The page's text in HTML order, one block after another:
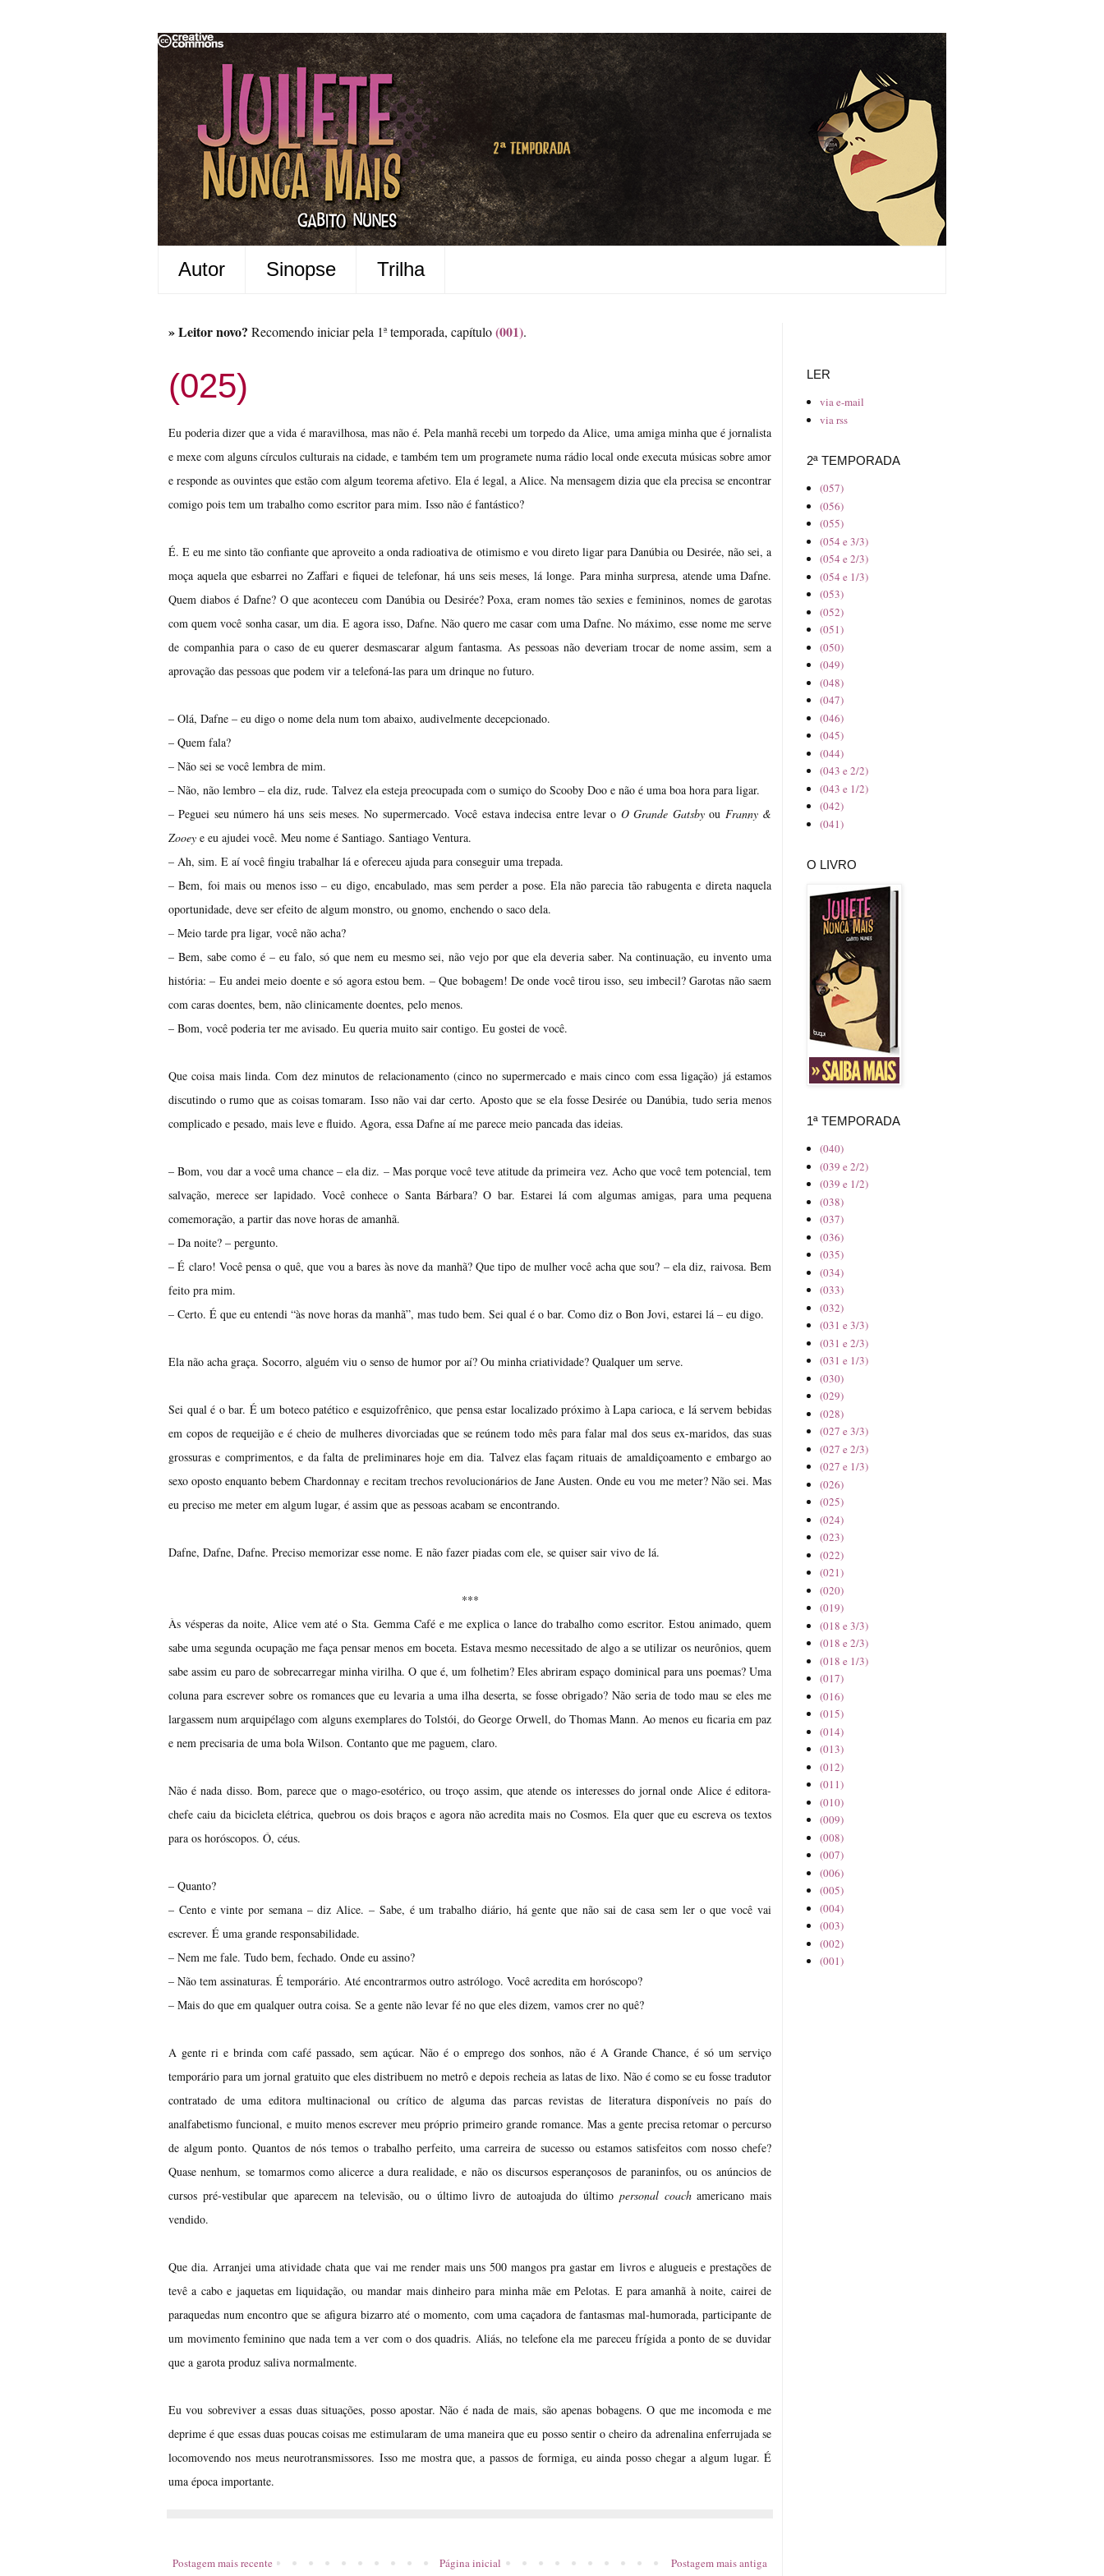
Autor Sinopse Trilha
» Leitor novo? Recomendo iniciar pela 1ª temporada, capítulo(001).
(025)
Eu poderia dizer que a vida é maravilhosa, mas não é. Pela manhã recebi um torpedo da Alice, uma amiga minha que é jornalista
e mexe com alguns círculos culturais na cidade, e também tem um programete numa rádio local onde executa músicas sobre amor
e responde as ouvintes que estão com algum teorema afetivo. Ela é legal, a Alice. Na mensagem dizia que ela precisa se encontrar
comigo pois tem um trabalho como escritor para mim. Isso não é fantástico?
É. E eu me sinto tão confiante que aproveito a onda radioativa de otimismo e vou direto ligar para Danúbia ou Desirée, não sei, a
moça aquela que esbarrei no Zaffari e fiquei de telefonar, há uns seis meses, lá longe. Para minha surpresa, atende uma Dafne.
Quem diabos é Dafne? O que aconteceu com Danúbia ou Desirée? Poxa, eram nomes tão sexies e femininos, nomes de garotas
com quem você sonha casar, um dia. E agora isso, Dafne. Não quero me casar com uma Dafne. No máximo, esse nome me serve
de companhia para o caso de eu querer desmascarar algum fantasma. As pessoas não deveriam trocar de nome assim, sem a
aprovação das pessoas que podem vir a telefoná-las para um drinque no futuro.
– Olá, Dafne – eu digo o nome dela num tom abaixo, audivelmente decepcionado.
– Quem fala?
– Não sei se você lembra de mim.
– Não, não lembro – ela diz, rude. Talvez ela esteja preocupada com o sumiço do Scooby Doo e não é uma boa hora para ligar.
– Peguei seu número há uns seis meses. No supermercado. Você estava indecisa entre levar o O Grande Gatsbyou Franny &
Zooey e eu ajudei você. Meu nome é Santiago. Santiago Ventura.
– Ah, sim. E aí você fingiu trabalhar lá e ofereceu ajuda para conseguir uma trepada.
– Bem, foi mais ou menos isso – eu digo, encabulado, mas sem perder a pose. Ela não parecia tão rabugenta e direta naquela
oportunidade, deve ser efeito de algum monstro, ou gnomo, enchendo o saco dela.
– Meio tarde pra ligar, você não acha?
– Bem, sabe como é – eu falo, só que nem eu mesmo sei, não vejo por que ela deveria saber. Na continuação, eu invento uma
história: – Eu andei meio doente e só agora estou bem. – Que bobagem! De onde você tirou isso, seu imbecil? Garotas não saem
com caras doentes, bem, não clinicamente doentes, pelo menos.
– Bom, você poderia ter me avisado. Eu queria muito sair contigo. Eu gostei de você.
Que coisa mais linda. Com dez minutos de relacionamento (cinco no supermercado e mais cinco com essa ligação) já estamos
discutindo o rumo que as coisas tomaram. Isso não vai dar certo. Aposto que se ela fosse Desirée ou Danúbia, tudo seria menos
complicado e pesado, mais leve e fluido. Agora, essa Dafne aí me parece meio pancada das ideias.
– Bom, vou dar a você uma chance – ela diz. – Mas porque você teve atitude da primeira vez. Acho que você tem potencial, tem
salvação, merece ser lapidado. Você conhece o Santa Bárbara? O bar. Estarei lá com algumas amigas, para uma pequena
comemoração, a partir das nove horas de amanhã.
– Da noite? – pergunto.
– É claro! Você pensa o quê, que vou a bares às nove da manhã? Que tipo de mulher você acha que sou? – ela diz, raivosa. Bem
feito pra mim.
– Certo. É que eu entendi “às nove horas da manhã”, mas tudo bem. Sei qual é o bar. Como diz o Bon Jovi, estarei lá – eu digo.
Ela não acha graça. Socorro, alguém viu o senso de humor por aí? Ou minha criatividade? Qualquer um serve.
Sei qual é o bar. É um boteco patético e esquizofrênico, que pensa estar localizado próximo à Lapa carioca, e lá servem bebidas
em copos de requeijão e é cheio de mulheres divorciadas que se reúnem todo mês para falar mal dos seus ex-maridos, das suas
grossuras e comprimentos, e da falta de preliminares hoje em dia. Talvez elas façam rituais de amaldiçoamento e embargo ao
sexo oposto enquanto bebem Chardonnay e recitam trechos revolucionários de Jane Austen. Onde eu vou me meter? Não sei. Mas
eu preciso me meter em algum lugar, é assim que as pessoas acabam se encontrando.
Dafne, Dafne, Dafne. Preciso memorizar esse nome. E não fazer piadas com ele, se quiser sair vivo de lá.
***
Às vésperas da noite, Alice vem até o Sta. Gemma Café e me explica o lance do trabalho como escritor. Estou animado, quem
sabe uma segunda ocupação me faça pensar menos em boceta. Estava mesmo necessitado de algo a se utilizar os neurônios, quem
sabe assim eu paro de sobrecarregar minha virilha. O que é, um folhetim? Eles abriram espaço dominical para uns poemas? Uma
coluna para escrever sobre os romances que eu levaria a uma ilha deserta, se fosse obrigado? Não seria de todo mau se eles me
largassem num arquipélago com alguns exemplares do Tolstói, do George Orwell, do Thomas Mann. Ao menos eu ficaria em paz
e nem precisaria de uma bola Wilson. Contanto que me paguem, claro.
Não é nada disso. Bom, parece que o mago-esotérico, ou troço assim, que atende os interesses do jornal onde Alice é editora-
chefe caiu da bicicleta elétrica, quebrou os dois braços e agora não acredita mais no Cosmos. Ela quer que eu escreva os textos
para os horóscopos. Ó, céus.
– Quanto?
– Cento e vinte por semana – diz Alice. – Sabe, é um trabalho diário, há gente que não sai de casa sem ler o que você vai
escrever. É uma grande responsabilidade.
– Nem me fale. Tudo bem, fechado. Onde eu assino?
– Não tem assinaturas. É temporário. Até encontrarmos outro astrólogo. Você acredita em horóscopo?
– Mais do que em qualquer outra coisa. Se a gente não levar fé no que eles dizem, vamos crer no quê?
A gente ri e brinda com café passado, sem açúcar. Não é o emprego dos sonhos, não é A Grande Chance, é só um serviço
temporário para um jornal gratuito que eles distribuem no metrô e depois recheia as latas de lixo. Não é como se eu fosse tradutor
contratado de uma editora multinacional ou crítico de alguma das parcas revistas de literatura disponíveis no país do
analfabetismo funcional, e muito menos escrever meu próprio primeiro grande romance. Mas a gente precisa retomar o percurso
de algum ponto. Quantos de nós temos o trabalho perfeito, uma carreira de sucesso ou estamos satisfeitos com nosso chefe?
Quase nenhum, se tomarmos como alicerce a dura realidade, e não os discursos esperançosos de paraninfos, ou os anúncios de
cursos pré-vestibular que aparecem na televisão, ou o último livro de autoajuda do último personal coachamericano mais
vendido.
Que dia. Arranjei uma atividade chata que vai me render mais uns 500 mangos pra gastar em livros e alugueis e prestações de
tevê a cabo e jaquetas em liquidação, ou mandar mais dinheiro para minha mãe em Pelotas. E para amanhã à noite, cairei de
paraquedas num encontro que se afigura bizarro até o momento, com uma caçadora de fantasmas mal-humorada, participante de
um movimento feminino que nada tem a ver com o dos quadris. Aliás, no telefone ela me pareceu frígida a ponto de se duvidar
que a garota produz saliva normalmente.
Eu vou sobreviver a essas duas situações, posso apostar. Não é nada de mais, são apenas bobagens. O que me incomoda e me
deprime é que essas duas poucas coisas me estimularam de uma maneira que eu posso sentir o cheiro da adrenalina enferrujada se
locomovendo nos meus neurotransmissores. Isso me mostra que, a passos de formiga, eu ainda posso chegar a algum lugar. É
uma época importante.
Postagem mais recente Postagem mais antiga
Página inicial
LER
via e-mail
via rss
2ª TEMPORADA
(057)
(056)
(055)
(054 e 3/3)
(054 e 2/3)
(054 e 1/3)
(053)
(052)
(051)
(050)
(049)
(048)
(047)
(046)
(045)
(044)
(043 e 2/2)
(043 e 1/2)
(042)
(041)
O LIVRO
1ª TEMPORADA
(040)
(039 e 2/2)
(039 e 1/2)
(038)
(037)
(036)
(035)
(034)
(033)
(032)
(031 e 3/3)
(031 e 2/3)
(031 e 1/3)
(030)
(029)
(028)
(027 e 3/3)
(027 e 2/3)
(027 e 1/3)
(026)
(025)
(024)
(023)
(022)
(021)
(020)
(019)
(018 e 3/3)
(018 e 2/3)
(018 e 1/3)
(017)
(016)
(015)
(014)
(013)
(012)
(011)
(010)
(009)
(008)
(007)
(006)
(005)
(004)
(003)
(002)
(001)